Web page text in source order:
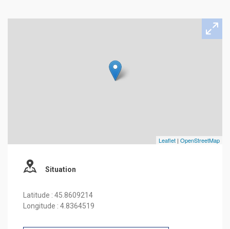
Leaflet | OpenStreetMap
Situation
Latitude : 45.8609214
Longitude : 4.8364519